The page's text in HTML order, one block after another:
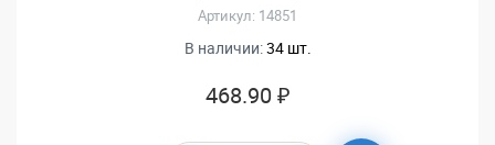
Артикул: 14851
В наличии:34 шт.
468.90 ₽